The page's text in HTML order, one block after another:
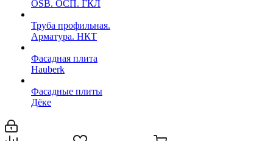
OSB. ОСП. ГКЛ
Труба профильная.
Арматура. НКТ
Фасадная плита
Hauberk
Фасадные плиты
Дёке